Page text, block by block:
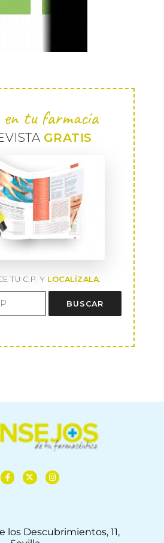
en tu farmacia
GRATIS
TU C.P. Y LOCALÍZALA:
BUSCAR
los Descubrimientos, 11,